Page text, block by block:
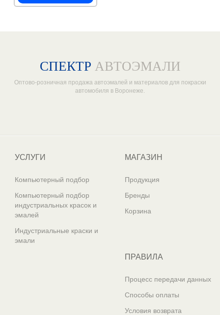
СПЕКТР АВТОЭМАЛИ
Оптово-розничная продажа автоэмалей и материалов для покраски
автомобиля в Воронеже.
УСЛУГИ
Компьютерный подбор
Компьютерный подбор
индустриальных красок и
эмалей
Индустриальные краски и
эмали
МАГАЗИН
Продукция
Бренды
Корзина
ПРАВИЛА
Процесс передачи данных
Способы оплаты
Условия возврата